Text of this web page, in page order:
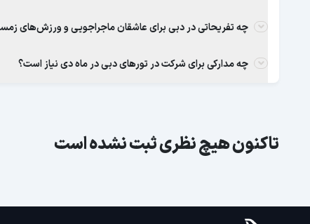
چه تفریحاتی در دبی برای عاشقان ماجراجویی و ورزش‌های
چه مدارکی برای شرکت در تورهای دبی در ماه دی نیاز است؟
تاکنون هیچ نظری ثبت نشده است